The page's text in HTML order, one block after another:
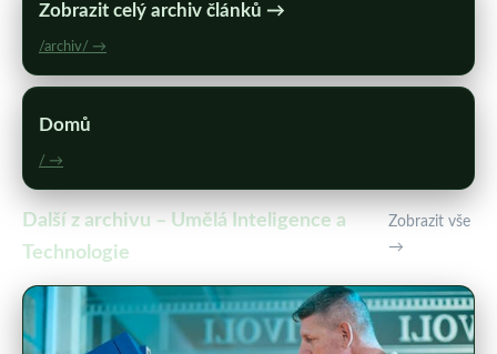
Zobrazit celý archiv článků →
/archiv/ →
Domů
/ →
Další z archivu – Umělá Inteligence a
Technologie
Zobrazit vše
→